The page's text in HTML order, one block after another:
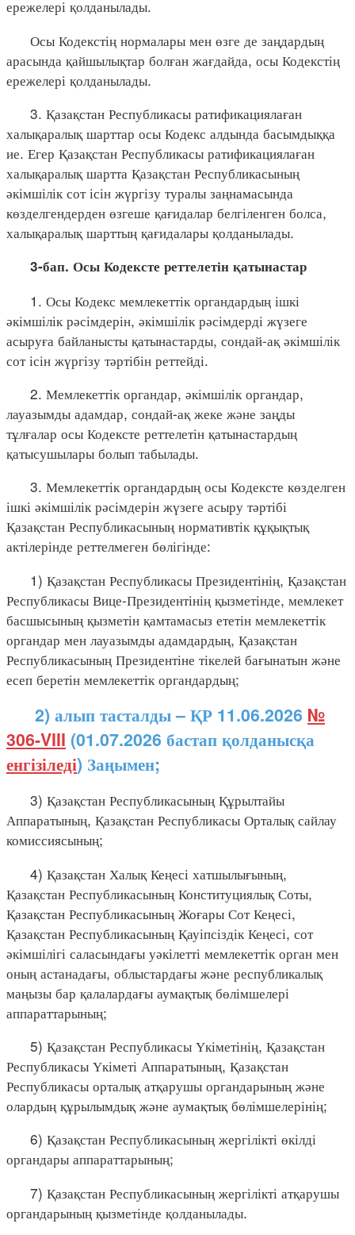
ережелері қолданылады.
Осы Кодекстің нормалары мен өзге де заңдардың
арасында қайшылықтар болған жағдайда, осы Кодекстің
ережелері қолданылады.
3. Қазақстан Республикасы ратификациялаған
халықаралық шарттар осы Кодекс алдында басымдыққа
ие. Егер Қазақстан Республикасы ратификациялаған
халықаралық шартта Қазақстан Республикасының
әкімшілік сот ісін жүргізу туралы заңнамасында
көзделгендерден өзгеше қағидалар белгіленген болса,
халықаралық шарттың қағидалары қолданылады.
3-бап. Осы Кодексте реттелетін қатынастар
1. Осы Кодекс мемлекеттік органдардың ішкі
әкімшілік рәсімдерін, әкімшілік рәсімдерді жүзеге
асыруға байланысты қатынастарды, сондай-ақ әкімшілік
сот ісін жүргізу тәртібін реттейді.
2. Мемлекеттік органдар, әкімшілік органдар,
лауазымды адамдар, сондай-ақ жеке және заңды
тұлғалар осы Кодексте реттелетін қатынастардың
қатысушылары болып табылады.
3. Мемлекеттік органдардың осы Кодексте көзделген
ішкі әкімшілік рәсімдерін жүзеге асыру тәртібі
Қазақстан Республикасының нормативтік құқықтық
актілерінде реттелмеген бөлігінде:
1) Қазақстан Республикасы Президентінің, Қазақстан
Республикасы Вице-Президентінің қызметінде, мемлекет
басшысының қызметін қамтамасыз ететін мемлекеттік
органдар мен лауазымды адамдардың, Қазақстан
Республикасының Президентіне тікелей бағынатын және
есеп беретін мемлекеттік органдардың;
2) алып тасталды – ҚР 11.06.2026 №
306-VIII (01.07.2026 бастап қолданысқа
енгізіледі) Заңымен;
3) Қазақстан Республикасының Құрылтайы
Аппаратының, Қазақстан Республикасы Орталық сайлау
комиссиясының;
4) Қазақстан Халық Кеңесі хатшылығының,
Қазақстан Республикасының Конституциялық Соты,
Қазақстан Республикасының Жоғары Сот Кеңесі,
Қазақстан Республикасының Қауіпсіздік Кеңесі, сот
әкімшілігі саласындағы уәкілетті мемлекеттік орган мен
оның астанадағы, облыстардағы және республикалық
маңызы бар қалалардағы аумақтық бөлімшелері
аппараттарының;
5) Қазақстан Республикасы Үкіметінің, Қазақстан
Республикасы Үкіметі Аппаратының, Қазақстан
Республикасы орталық атқарушы органдарының және
олардың құрылымдық және аумақтық бөлімшелерінің;
6) Қазақстан Республикасының жергілікті өкілді
органдары аппараттарының;
7) Қазақстан Республикасының жергілікті атқарушы
органдарының қызметінде қолданылады.